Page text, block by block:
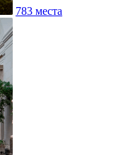
783 места